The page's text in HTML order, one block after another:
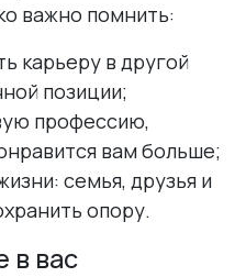
важно помнить:
карьеру в другой
позиции;
профессию,
вам больше;
семья, друзья и
опору.
в вас